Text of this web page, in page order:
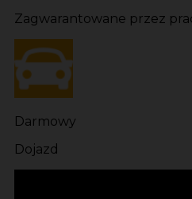
Zagwarantowane przez
Darmowy
Dojazd